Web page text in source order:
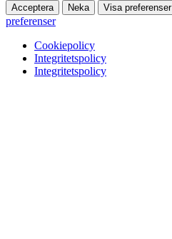
Acceptera Neka Visa preferenser
preferenser
Cookiepolicy
Integritetspolicy
Integritetspolicy